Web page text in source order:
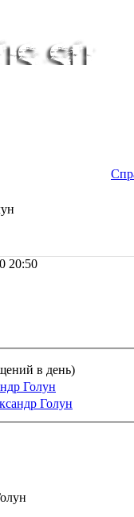
20:50
в день)
Голун
Голун